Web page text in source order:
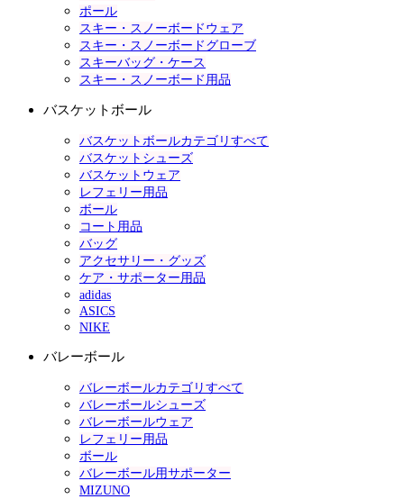
ポール
スキー・スノーボードウェア
スキー・スノーボードグローブ
スキーバッグ・ケース
スキー・スノーボード用品
バスケットボール
バスケットボールカテゴリすべて
バスケットシューズ
バスケットウェア
レフェリー用品
ボール
コート用品
バッグ
アクセサリー・グッズ
ケア・サポーター用品
adidas
ASICS
NIKE
バレーボール
バレーボールカテゴリすべて
バレーボールシューズ
バレーボールウェア
レフェリー用品
ボール
バレーボール用サポーター
MIZUNO